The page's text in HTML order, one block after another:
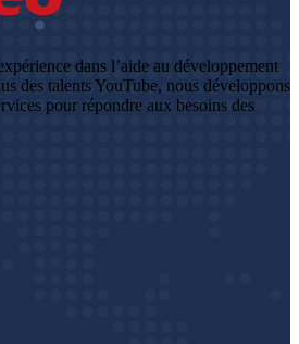
dans l’aide au développement
des talents YouTube, nous développons
pour répondre aux besoins des